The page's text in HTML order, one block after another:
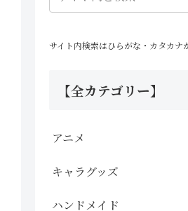
サイト内検索はひらがな・カタカナ
【全カテゴリー】
アニメ
キャラグッズ
ハンドメイド